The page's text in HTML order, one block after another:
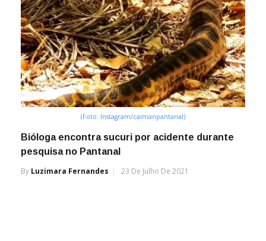
(Foto: Instagram/caimanpantanal)
Bióloga encontra sucuri por acidente durante
pesquisa no Pantanal
By Luzimara Fernandes 23 De Julho De 2021